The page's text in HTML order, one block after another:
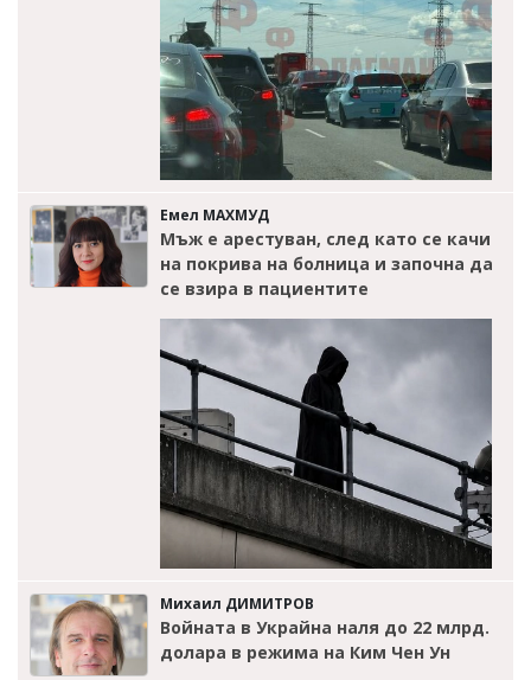
Емел МАХМУД
Мъж е арестуван, след като се качи
на покрива на болница и започна да
се взира в пациентите
Михаил ДИМИТРОВ
Войната в Украйна наля до 22 млрд.
долара в режима на Ким Чен Ун